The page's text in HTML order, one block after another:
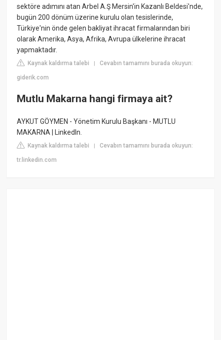
sektöre adımını atan Arbel A.Ş Mersin'in Kazanlı Beldesi'nde,
bugün 200 dönüm üzerine kurulu olan tesislerinde,
Türkiye'nin önde gelen bakliyat ihracat firmalarından biri
olarak Amerika, Asya, Afrika, Avrupa ülkelerine ihracat
yapmaktadır.
Kaynak kaldırma talebi |Cevabın tamamını burada okuyun:
giderik.com
Mutlu Makarna hangi firmaya ait?
AYKUT GÖYMEN - Yönetim Kurulu Başkanı - MUTLU
MAKARNA | LinkedIn.
Kaynak kaldırma talebi |Cevabın tamamını burada okuyun:
tr.linkedin.com